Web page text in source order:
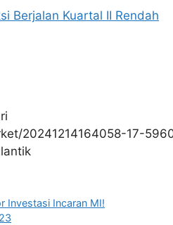
Berjalan Kuartal II Rendah
20241214164058-17-
Investasi Incaran MI!